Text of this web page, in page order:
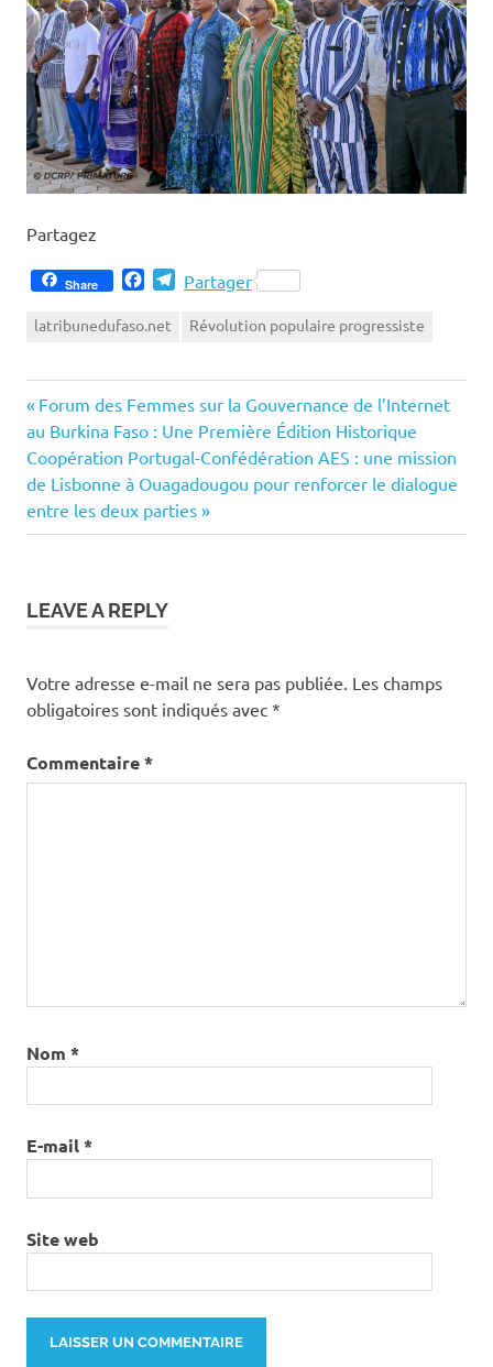
Partagez
Share FacebookTelegram
Partager
latribunedufaso.net Révolution populaire progressiste
Navigation
de
l’article
Previous
Post:
Forum des Femmes sur la Gouvernance de l’Internet
au Burkina Faso : Une Première Édition Historique
Next
Post:
Coopération Portugal-Confédération AES : une mission
de Lisbonne à Ouagadougou pour renforcer le dialogue
entre les deux parties
LEAVE A REPLY
Votre adresse e-mail ne sera pas publiée. Les champs
obligatoires sont indiqués avec *
Commentaire*
Nom *
E-mail*
Site web